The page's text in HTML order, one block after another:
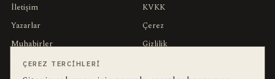
İletişim
Yazarlar
Muhabirler
Editörler
KVKK
Çerez
Gizlilik
ÇEREZ TERCIHLERI